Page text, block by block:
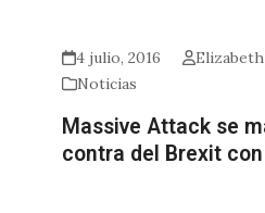
4 julio, 2016
Noticias
Massive Attack se
contra del Brexit